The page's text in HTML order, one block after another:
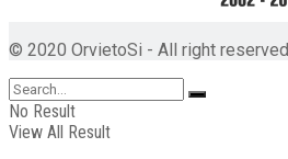
© 2020 OrvietoSi - All right reserved
No Result
View All Result